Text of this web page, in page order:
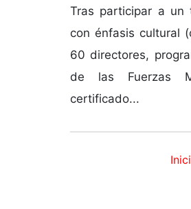
Tras participar a un
con énfasis cultural
60 directores,
de las Fuerzas
certificado...